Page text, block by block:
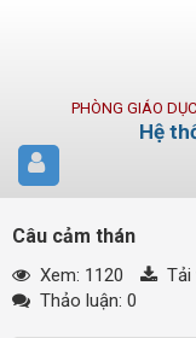
PHÒNG GIÁO
Hệ
Câu cảm thán
Xem: 1120 Tải
Thảo luận: 0